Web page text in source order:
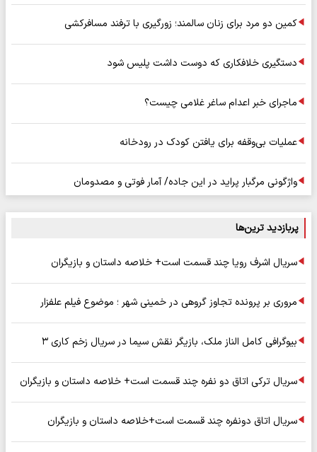
کمین دو مرد برای زنان سالمند؛ زورگیری با ترفند مسافرکشی
دستگیری خلافکاری که دوست داشت پلیس شود
ماجرای خبر اعدام ساغر غلامی چیست؟
عملیات بی‌وقفه برای یافتن کودک در رودخانه
واژگونی مرگبار پراید در این جاده/ آمار فوتی و مصدومان
پربازدید ترین‌ها
سریال اشرف رویا چند قسمت است+ خلاصه داستان و بازیگران
مروری بر پرونده تجاوز گروهی در خمینی شهر ؛ موضوع فیلم علفزار
بیوگرافی کامل الناز ملک، بازیگر نقش سیما در سریال زخم کاری ۳
سریال ترکی اتاق دو نفره چند قسمت است+ خلاصه داستان و بازیگران
سریال اتاق دونفره چند قسمت است+خلاصه داستان و بازیگران